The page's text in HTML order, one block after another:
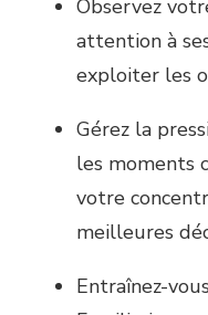
Observez
attention à
exploiter les
Gérez la
les moments
votre
meilleures
Entraînez-